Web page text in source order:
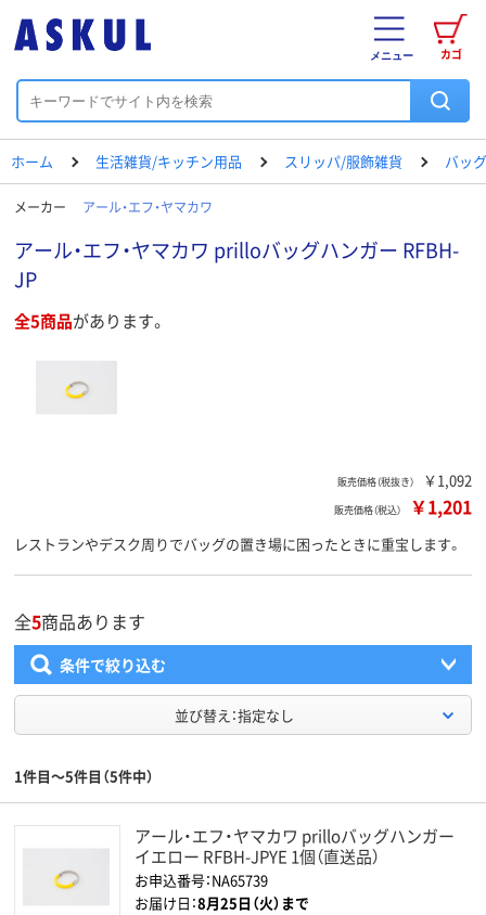
カゴ
メニュー
ホーム 生活雑貨/キッチン用品 スリッパ/服飾雑貨 バッグ
メーカー アール・エフ・ヤマカワ
アール・エフ・ヤマカワ prilloバッグハンガー RFBH-
JP
全5商品があります。
販売価格（税抜き） ￥1,092
販売価格（税込） ￥1,201
レストランやデスク周りでバッグの置き場に困ったときに重宝します。
全5商品あります
条件で絞り込む
並び替え：指定なし
1件目～5件目（5件中）
アール・エフ・ヤマカワ prilloバッグハンガー
イエロー RFBH-JPYE 1個（直送品）
お申込番号：NA65739
お届け日：8月25日（火）まで